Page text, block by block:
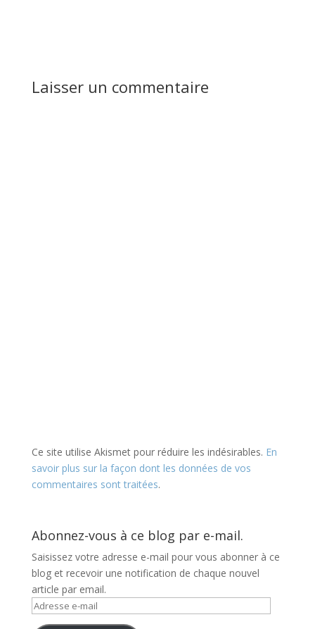
Laisser un commentaire
Ce site utilise Akismet pour réduire les indésirables. En
savoir plus sur la façon dont les données de vos
commentaires sont traitées.
Abonnez-vous à ce blog par e-mail.
Saisissez votre adresse e-mail pour vous abonner à ce
blog et recevoir une notification de chaque nouvel
article par email.
Adresse